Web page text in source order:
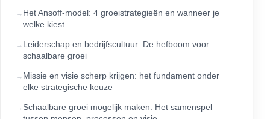
Het Ansoff-model: 4 groeistrategieën en wanneer je
welke kiest
Leiderschap en bedrijfscultuur: De hefboom voor
schaalbare groei
Missie en visie scherp krijgen: het fundament onder
elke strategische keuze
Schaalbare groei mogelijk maken: Het samenspel